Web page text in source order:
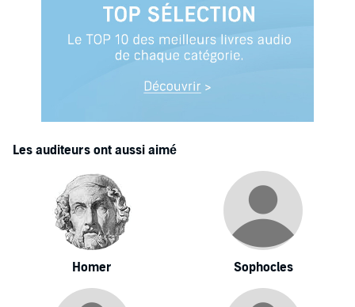
Les auditeurs ont aussi aimé
Homer Sophocles